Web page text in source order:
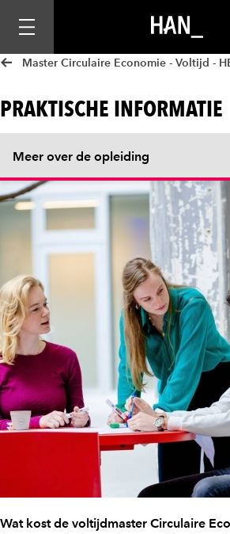
Mobiele navigatie openen
Master Circulaire Economie - Voltijd -
PRAKTISCHE INFORMATIE
Meer over de opleiding
Wat kost de voltijdmaster Circulaire